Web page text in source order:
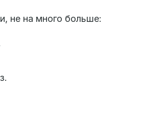
не на много больше: